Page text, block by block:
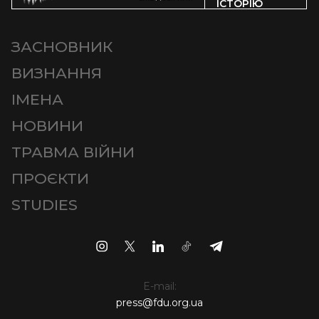
ІСТОРІЮ
ЗАСНОВНИК
ВИЗНАННЯ
ІМЕНА
НОВИНИ
ТРАВМА ВІЙНИ
ПРОЄКТИ
STUDIES
E-mail:
press@fdu.org.ua